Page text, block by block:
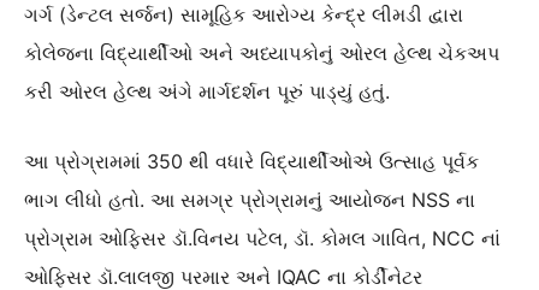
ગર્ગ (ડેન્ટલ સર્જન) સામૂહિક આરોગ્ય કેન્દ્ર લીમડી દ્વારા
કોલેજના વિદ્યાર્થીઓ અને અધ્યાપકોનું ઓરલ હેલ્થ ચેકઅપ
કરી ઓરલ હેલ્થ અંગે માર્ગદર્શન પૂરું પાડ્યું હતું.
આ પ્રોગ્રામમાં 350 થી વધારે વિદ્યાર્થીઓએ ઉત્સાહ પૂર્વક
ભાગ લીધો હતો. આ સમગ્ર પ્રોગ્રામનું આયોજન NSS ના
પ્રોગ્રામ ઓફિસર ડૉ.વિનય પટેલ, ડૉ. કોમલ ગાવિત, NCC નાં
ઓફિસર ડૉ.લાલજી પરમાર અને IQAC ના કોર્ડીનેટર